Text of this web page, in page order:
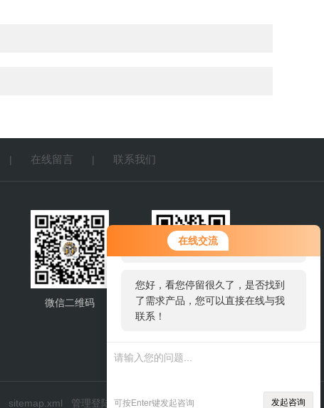
在线交流
您好！欢迎前来咨询，很高兴为您
服务，请问您要咨询什么问题呢？
您好，看您停留很久了，是否找到
了需求产品，您可以直接在线与我
联系！
可按Enter键发起咨询 发起咨询
| 在线留言 | 联系我们
微信二维码 网站二维码
sitemap.xml 管理登陆